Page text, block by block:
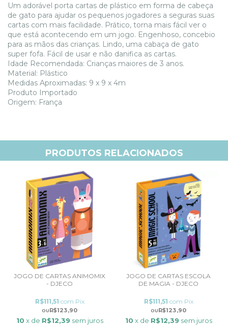
Um adorável porta cartas de plástico em forma de cabeça
de gato para ajudar os pequenos jogadores a seguras suas
cartas com mais facilidade. Prático, torna mais fácil ver o
que está acontecendo em um jogo. Engenhoso, concebio
para as mãos das crianças. Lindo, uma cabaça de gato
super fofa. Fácil de usar e não danifica as cartas.
Idade Recomendada: Crianças maiores de 3 anos.
Material: Plástico
Medidas Aproximadas: 9 x 9 x 4m
Produto Importado
Origem: França
PRODUTOS RELACIONADOS
JOGO DE CARTAS ANIMOMIX
- DJECO
R$123,90
R$111,51 com Pix
10 x de R$12,39 sem juros
JOGO DE CARTAS ESCOLA
DE MAGIA - DJECO
R$123,90
R$111,51 com Pix
10 x de R$12,39 sem juros